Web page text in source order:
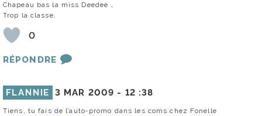
Chapeau bas la miss Deedee …
Trop la classe.
0
RÉPONDRE
FLANNIE 3 MAR 2009 - 12 :38
Tiens, tu fais de l’auto-promo dans les coms chez Fonelle